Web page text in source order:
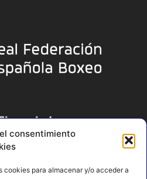
consentimiento
cookies para almacenar y/o acceder a